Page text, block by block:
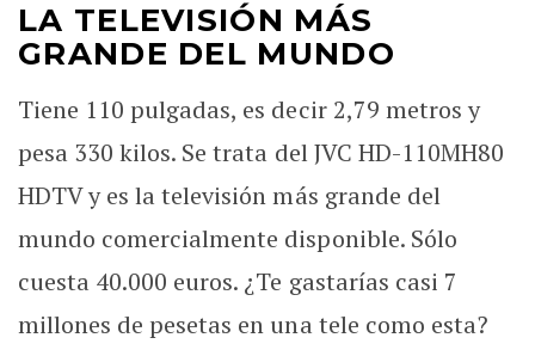
LA TELEVISIÓN MÁS
GRANDE DEL MUNDO
Tiene 110 pulgadas, es decir 2,79 metros y
pesa 330 kilos. Se trata del JVC HD-110MH80
HDTV y es la televisión más grande del
mundo comercialmente disponible. Sólo
cuesta 40.000 euros. ¿Te gastarías casi 7
millones de pesetas en una tele como esta?